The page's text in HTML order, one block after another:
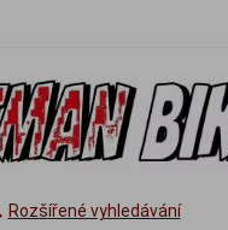
Rozšířené vyhledávání